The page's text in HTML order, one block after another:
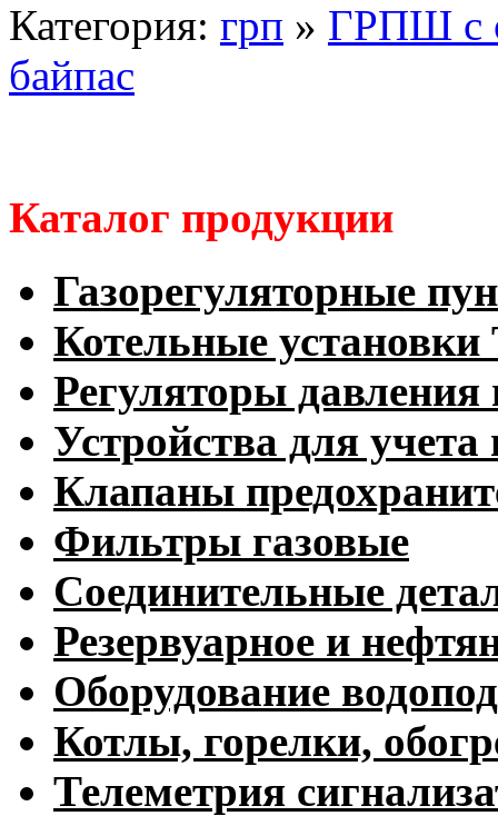
Категория: грп » ГРПШ с
байпас
Каталог продукции
Газорегуляторные
Котельные
Регуляторы давления
Устройства для учета
Клапаны
Фильтры газовые
Соединительные
Резервуарное и
Оборудование
Котлы, горелки,
Телеметрия